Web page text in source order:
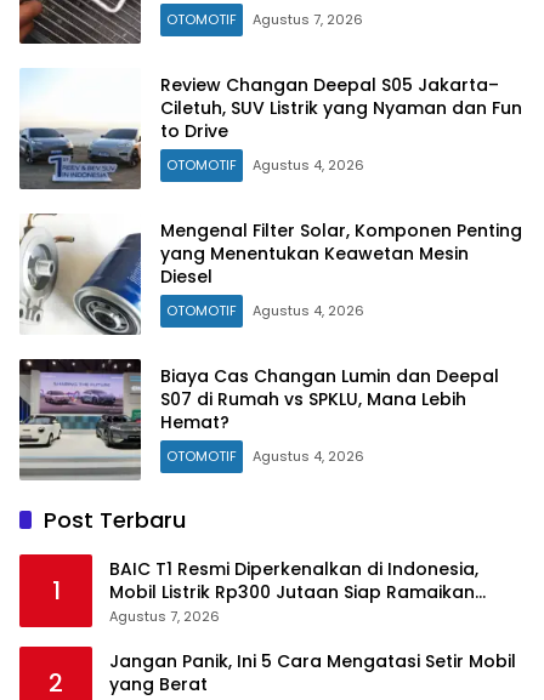
OTOMOTIF Agustus 7, 2026
Review Changan Deepal S05 Jakarta–
Ciletuh, SUV Listrik yang Nyaman dan Fun
to Drive
OTOMOTIF Agustus 4, 2026
Mengenal Filter Solar, Komponen Penting
yang Menentukan Keawetan Mesin
Diesel
OTOMOTIF Agustus 4, 2026
Biaya Cas Changan Lumin dan Deepal
S07 di Rumah vs SPKLU, Mana Lebih
Hemat?
OTOMOTIF Agustus 4, 2026
Post Terbaru
1
BAIC T1 Resmi Diperkenalkan di Indonesia,
Mobil Listrik Rp300 Jutaan Siap Ramaikan
Pasar EV
Agustus 7, 2026
2
Jangan Panik, Ini 5 Cara Mengatasi Setir Mobil
yang Berat